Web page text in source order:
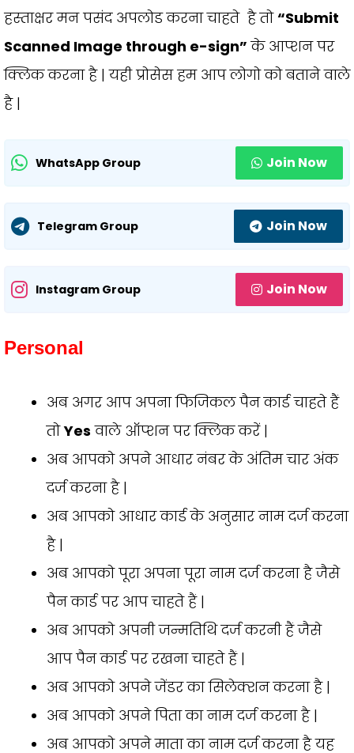
हस्ताक्षर मन पसंद अपलोड करना चाहते है तो“Submit
Scanned Image through e-sign” के आप्शन पर
क्लिक करना है | यही प्रोसेस हम आप लोगो को बताने वाले
है |
WhatsApp Group Join Now
Telegram Group Join Now
Instagram Group Join Now
Personal
अब अगर आप अपना फिजिकल पैन कार्ड चाहते हैं
तोYes वाले ऑप्शन पर क्लिक करें |
अब आपको अपने आधार नंबर के अंतिम चार अंक
दर्ज करना है |
अब आपको आधार कार्ड के अनुसार नाम दर्ज करना
है |
अब आपको पूरा अपना पूरा नाम दर्ज करना है जैसे
पैन कार्ड पर आप चाहते हैं |
अब आपको अपनी जन्मतिथि दर्ज करनी हैं जैसे
आप पैन कार्ड पर रखना चाहते हैं |
अब आपको अपने जेंडर का सिलेक्शन करना है |
अब आपको अपने पिता का नाम दर्ज करना है |
अब आपको अपने माता का नाम दर्ज करना है यह